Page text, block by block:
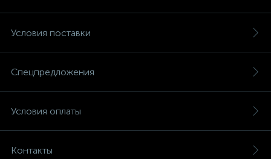
Условия поставки
Спецпредложения
Условия оплаты
Контакты